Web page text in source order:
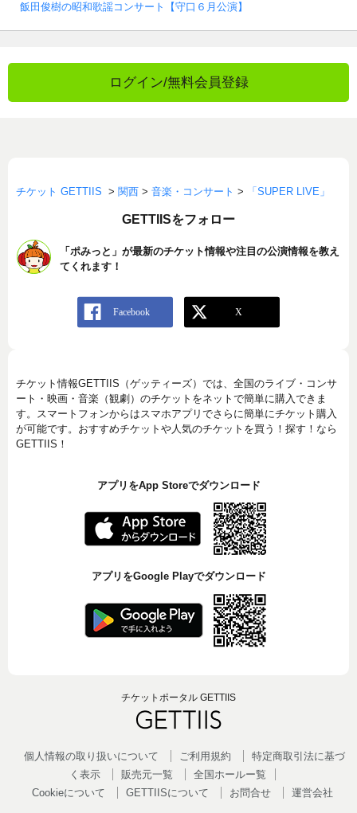
飯田俊樹の昭和歌謡コンサート【守口６月公演】
ログイン/無料会員登録
チケット GETTIIS > 関西 > 音楽・コンサート > 「SUPER LIVE」
GETTIISをフォロー
「ポみっと」が最新のチケット情報や注目の公演情報を教え
てくれます！
チケット情報GETTIIS（ゲッティーズ）では、全国のライブ・コンサ
ート・映画・音楽（観劇）のチケットをネットで簡単に購入できま
す。スマートフォンからはスマホアプリでさらに簡単にチケット購入
が可能です。おすすめチケットや人気のチケットを買う！探す！なら
GETTIIS！
アプリをApp Storeでダウンロード
アプリをGoogle Playでダウンロード
チケットポータル GETTIIS
個人情報の取り扱いについて ご利用規約
特定商取引法に基づ
く表示
販売元一覧
全国ホールー覧
Cookieについて
GETTIISについて お問合せ 運営会社